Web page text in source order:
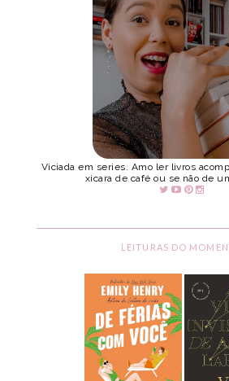
Viciada em series. Amo ler livros
xicara de café ou se não de
LEITURAS DO